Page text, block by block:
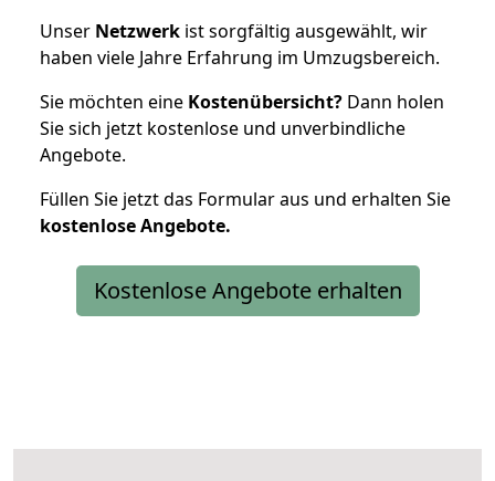
Unser Netzwerk ist sorgfältig ausgewählt, wir
haben viele Jahre Erfahrung im Umzugsbereich.
Sie möchten eine Kostenübersicht? Dann holen
Sie sich jetzt kostenlose und unverbindliche
Angebote.
Füllen Sie jetzt das Formular aus und erhalten Sie
kostenloseAngebote.
Kostenlose Angebote erhalten